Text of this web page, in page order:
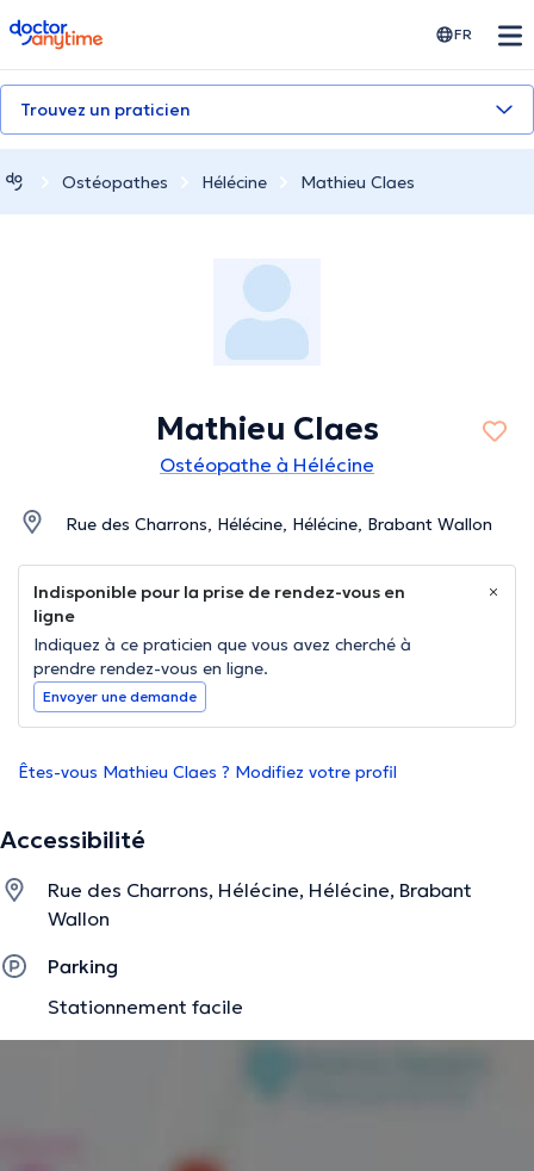
doctoranytime FR
Trouvez un praticien
Ostéopathes Hélécine Mathieu Claes
Mathieu Claes
Ostéopathe à Hélécine
Rue des Charrons, Hélécine, Hélécine, Brabant Wallon
Indisponible pour la prise de rendez-vous en
ligne
Indiquez à ce praticien que vous avez cherché à
prendre rendez-vous en ligne.
Envoyer une demande
Êtes-vous Mathieu Claes ? Modifiez votre profil
Accessibilité
Rue des Charrons, Hélécine, Hélécine, Brabant
Wallon
Parking
Stationnement facile